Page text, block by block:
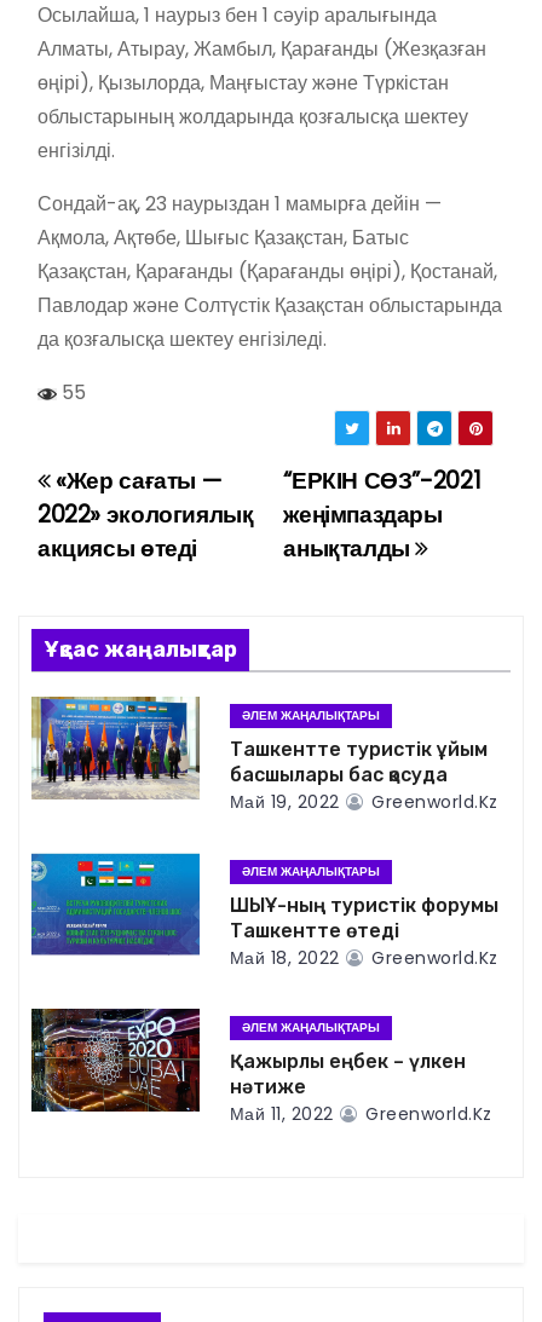
Осылайша, 1 наурыз бен 1 сәуір аралығында
Алматы, Атырау, Жамбыл, Қарағанды (Жезқазған
өңірі), Қызылорда, Маңғыстау және Түркістан
облыстарының жолдарында қозғалысқа шектеу
енгізілді.
Сондай-ақ, 23 наурыздан 1 мамырға дейін —
Ақмола, Ақтөбе, Шығыс Қазақстан, Батыс
Қазақстан, Қарағанды (Қарағанды өңірі), Қостанай,
Павлодар және Солтүстік Қазақстан облыстарында
да қозғалысқа шектеу енгізіледі.
55
Н
а
и
г
а
ц
и
я
п
о
з
а
я
“ЕРКІН СӨЗ”-2021
жеңімпаздары
анықталды
«Жер сағаты —
2022» экологиялық
акциясы өтеді
Ұқсас жаңалықтар
ӘЛЕМ ЖАҢАЛЫҚТАРЫ
Ташкентте туристік ұйым
басшылары бас қосуда
Май 19, 2022 Greenworld.kz
ӘЛЕМ ЖАҢАЛЫҚТАРЫ
ШЫҰ-ның туристік форумы
Ташкентте өтеді
Май 18, 2022 Greenworld.kz
ӘЛЕМ ЖАҢАЛЫҚТАРЫ
Қажырлы еңбек – үлкен
нәтиже
Май 11, 2022 Greenworld.kz